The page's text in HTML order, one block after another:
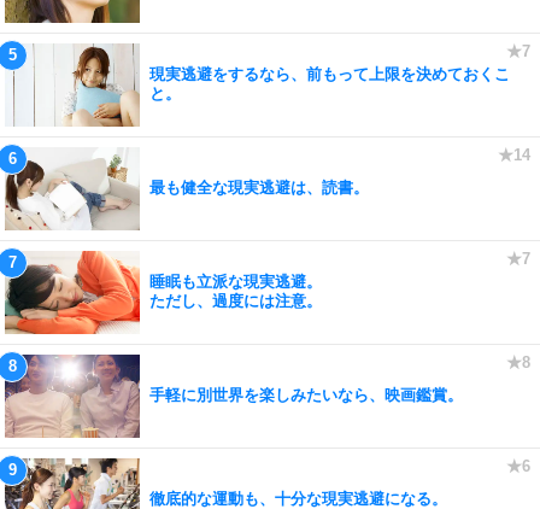
現実逃避をするなら、前もって上限を決めておくこ
と。
最も健全な現実逃避は、読書。
睡眠も立派な現実逃避。
ただし、過度には注意。
手軽に別世界を楽しみたいなら、映画鑑賞。
徹底的な運動も、十分な現実逃避になる。